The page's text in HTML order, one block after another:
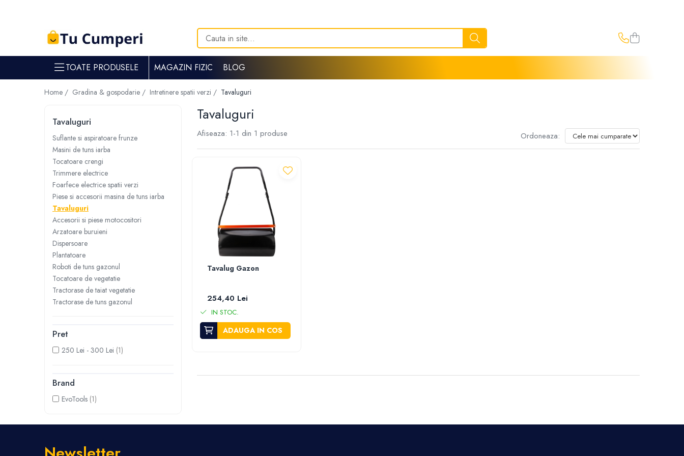
Toate Produsele
Gradina & gospodarie
Intretinere spatii verzi
Masini de tuns iarba
Trimmere electrice
Foarfece electrice spatii verzi
Piese si accesorii masina de tuns iarba
Accesorii si piese motocositori
Arzatoare buruieni
Roboti de tuns gazonul
Tocatoare de vegetatie
Tractorase de taiat vegetatie
Tractorase de tuns gazonul
Motocultoare si motosape
Remorci motocultoare
Piese de schimb motocultoare, motosape
Mori, tocatoare si zdrobitori
Batoze & desfacatoare porumb
Teascuri struguri
TOATE PRODUSELE MAGAZIN FIZIC BLOG
Home / Gradina & gospodarie / Intretinere spatii verzi / Tavaluguri
Tavaluguri
Tavaluguri
Suflante si aspiratoare frunze
Masini de tuns iarba
Tocatoare crengi
Trimmere electrice
Foarfece electrice spatii verzi
Piese si accesorii masina de tuns iarba
Tavaluguri
Accesorii si piese motocositori
Arzatoare buruieni
Dispersoare
Plantatoare
Roboti de tuns gazonul
Tocatoare de vegetatie
Tractorase de taiat vegetatie
Tractorase de tuns gazonul
Pret
250 Lei - 300 Lei (1)
Brand
EvoTools (1)
Afiseaza: 1-1 din 1 produse Ordoneaza:
Tavalug Gazon
254,40 Lei
IN STOC.
ADAUGA IN COS